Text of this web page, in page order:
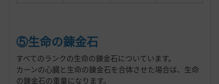
⑤生命の錬金石
すべてのランクの生命の錬金石についています。
カーンの心臓と生命の錬金石を合体させた場合は、生命
の錬金石の重量になります。